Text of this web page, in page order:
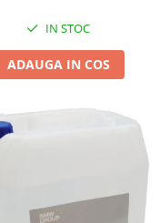
IN STOC
ADAUGA IN COS